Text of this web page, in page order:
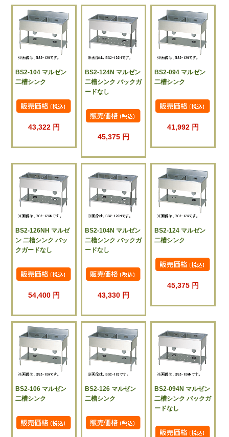
BS2-104 マルゼン
二槽シンク
43,322 円
BS2-124N マルゼン
二槽シンク バックガ
ードなし
45,375 円
BS2-094 マルゼン
二槽シンク
41,992 円
BS2-126NH マルゼ
ン 二槽シンク バッ
クガードなし
54,400 円
BS2-104N マルゼン
二槽シンク バックガ
ードなし
43,330 円
BS2-124 マルゼン
二槽シンク
45,375 円
BS2-106 マルゼン
二槽シンク
BS2-126 マルゼン
二槽シンク
BS2-094N マルゼン
二槽シンク バックガ
ードなし